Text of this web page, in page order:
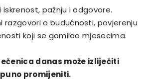
pažnju i odgovore.
razgovori o budućnosti, povjerenju
koji se gomilao mjesecima.
danas može izliječiti
promijeniti.